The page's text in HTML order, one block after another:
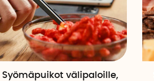
Syömäpuikot välipaloille,